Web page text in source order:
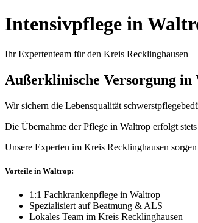
Intensivpflege in
Ihr Expertenteam für den Kreis Recklinghausen
Außerklinische Versorgung in
Wir sichern die Lebensqualität
Die Übernahme der Pflege in Waltrop erfolgt
Unsere Experten im Kreis Recklinghausen
Vorteile in Waltrop:
1:1 Fachkrankenpflege in Waltrop
Spezialisiert auf Beatmung & ALS
Lokales Team im Kreis Recklinghausen